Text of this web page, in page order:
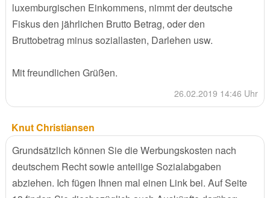
luxemburgischen Einkommens, nimmt der deutsche
Fiskus den jährlichen Brutto Betrag, oder den
Bruttobetrag minus soziallasten, Darlehen usw.
Mit freundlichen Grüßen.
26.02.2019 14:46 Uhr
Knut Christiansen
Grundsätzlich können Sie die Werbungskosten nach
deutschem Recht sowie anteilige Sozialabgaben
abziehen. Ich fügen Ihnen mal einen Link bei. Auf Seite